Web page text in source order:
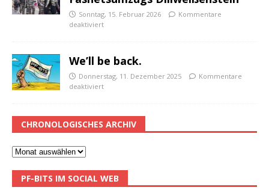
Sonntag, 15. Februar 2026
Kommentare
deaktiviert
We’ll be back.
Donnerstag, 11. Dezember 2025
Kommentare
deaktiviert
CHRONOLOGISCHES ARCHIV
PF-BITS IM SOCIAL WEB